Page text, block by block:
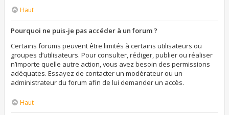
Haut
Pourquoi ne puis-je pas accéder à un forum ?
Certains forums peuvent être limités à certains utilisateurs ou
groupes d’utilisateurs. Pour consulter, rédiger, publier ou réaliser
n’importe quelle autre action, vous avez besoin des permissions
adéquates. Essayez de contacter un modérateur ou un
administrateur du forum afin de lui demander un accès.
Haut